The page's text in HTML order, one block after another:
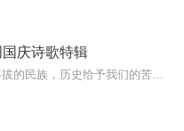
庆诗歌特辑